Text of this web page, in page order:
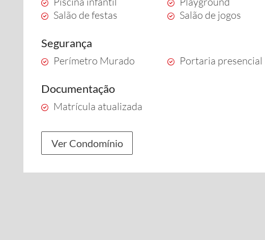
Salão de festas
Salão de jogos
Segurança
Perímetro Murado Portaria presencial
Documentação
Matrícula atualizada
Ver Condomínio